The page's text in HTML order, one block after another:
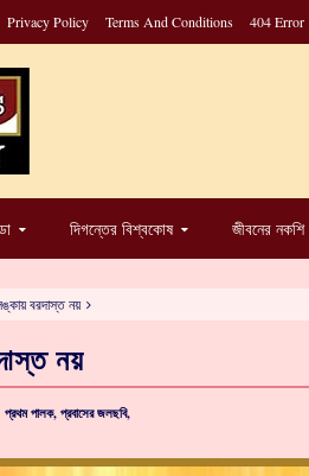
Privacy Policy Terms And Conditions 404 Error
দিগন্তের বিশ্বকোষ জীবনের নকশি
বরদাস্ত নয়
নয়
প্রথম পালক,প্রবাসের জলছবি,